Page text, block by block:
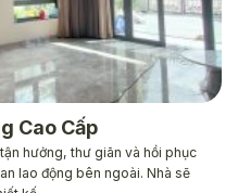
Cao Cấp
hưởng, thư giãn và hồi phục
lao động bên ngoài. Nhà sẽ